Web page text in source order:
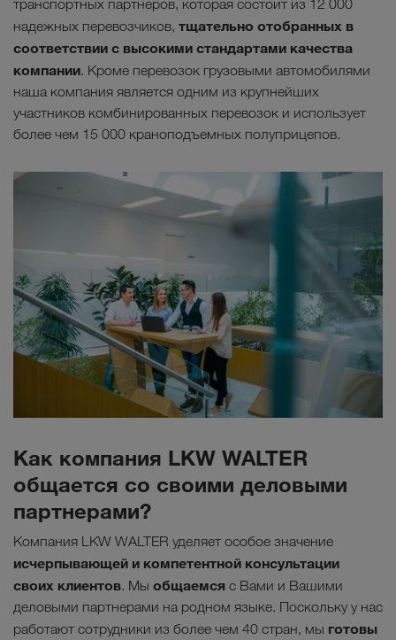
транспортных партнеров, которая состоит из 12 000
надежных перевозчиков, тщательно отобранных в
соответствии с высокими стандартами качества
компании. Кроме перевозок грузовыми автомобилями
наша компания является одним из крупнейших
участников комбинированных перевозок и использует
более чем 15 000 краноподъемных полуприцепов.
Как компания LKW WALTER
общается со своими деловыми
партнерами?
Компания LKW WALTER уделяет особое значение
исчерпывающей и компетентной консультации
своих клиентов. Мы общаемся с Вами и Вашими
деловыми партнерами на родном языке. Поскольку у нас
работают сотрудники из более чем 40 стран, мы готовы